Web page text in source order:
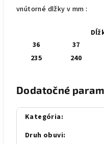
vnútorné dlžky v mm :
36
37
235
240
Dodatočné
Kategória:
Druh obuvi: